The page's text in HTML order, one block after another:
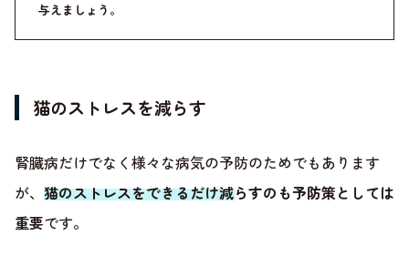
与えましょう 。
猫のストレスを減らす
腎臓病だけでなく様々な病気の予防のためでもあります
が、 猫のストレスをできるだけ減らすのも予防策としては
重要です。